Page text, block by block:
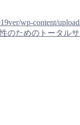
wp-content/
のためのトータル